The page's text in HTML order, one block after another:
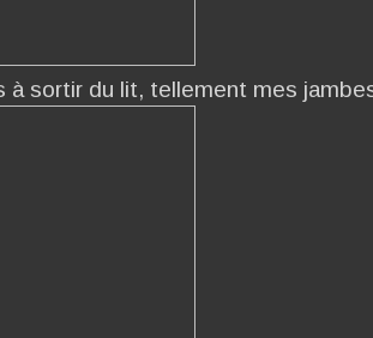
à sortir du lit, tellement mes